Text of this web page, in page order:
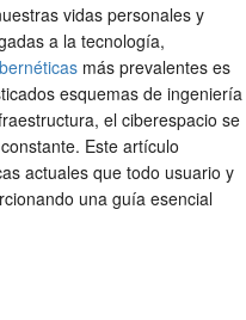
vidas personales y
a la tecnología,
más prevalentes es
esquemas de ingeniería
el ciberespacio se
Este artículo
actuales que todo usuario y
una guía esencial